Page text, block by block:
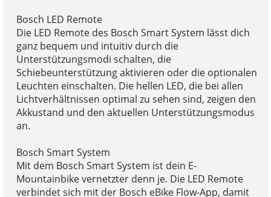
Bosch LED Remote
Die LED Remote des Bosch Smart System lässt dich
ganz bequem und intuitiv durch die
Unterstützungsmodi schalten, die
Schiebeunterstützung aktivieren oder die optionalen
Leuchten einschalten. Die hellen LED, die bei allen
Lichtverhältnissen optimal zu sehen sind, zeigen den
Akkustand und den aktuellen Unterstützungsmodus
an.
Bosch Smart System
Mit dem Bosch Smart System ist dein E-
Mountainbike vernetzter denn je. Die LED Remote
verbindet sich mit der Bosch eBike Flow-App, damit